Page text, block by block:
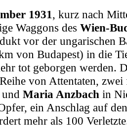
1931, kurz nach
Waggons des Wien-
vor der ungarischen
von Budapest) in die
tot geborgen werden.
von Attentaten, zwei
und Maria Anzbach in
ein Anschlag auf
mehr als 100